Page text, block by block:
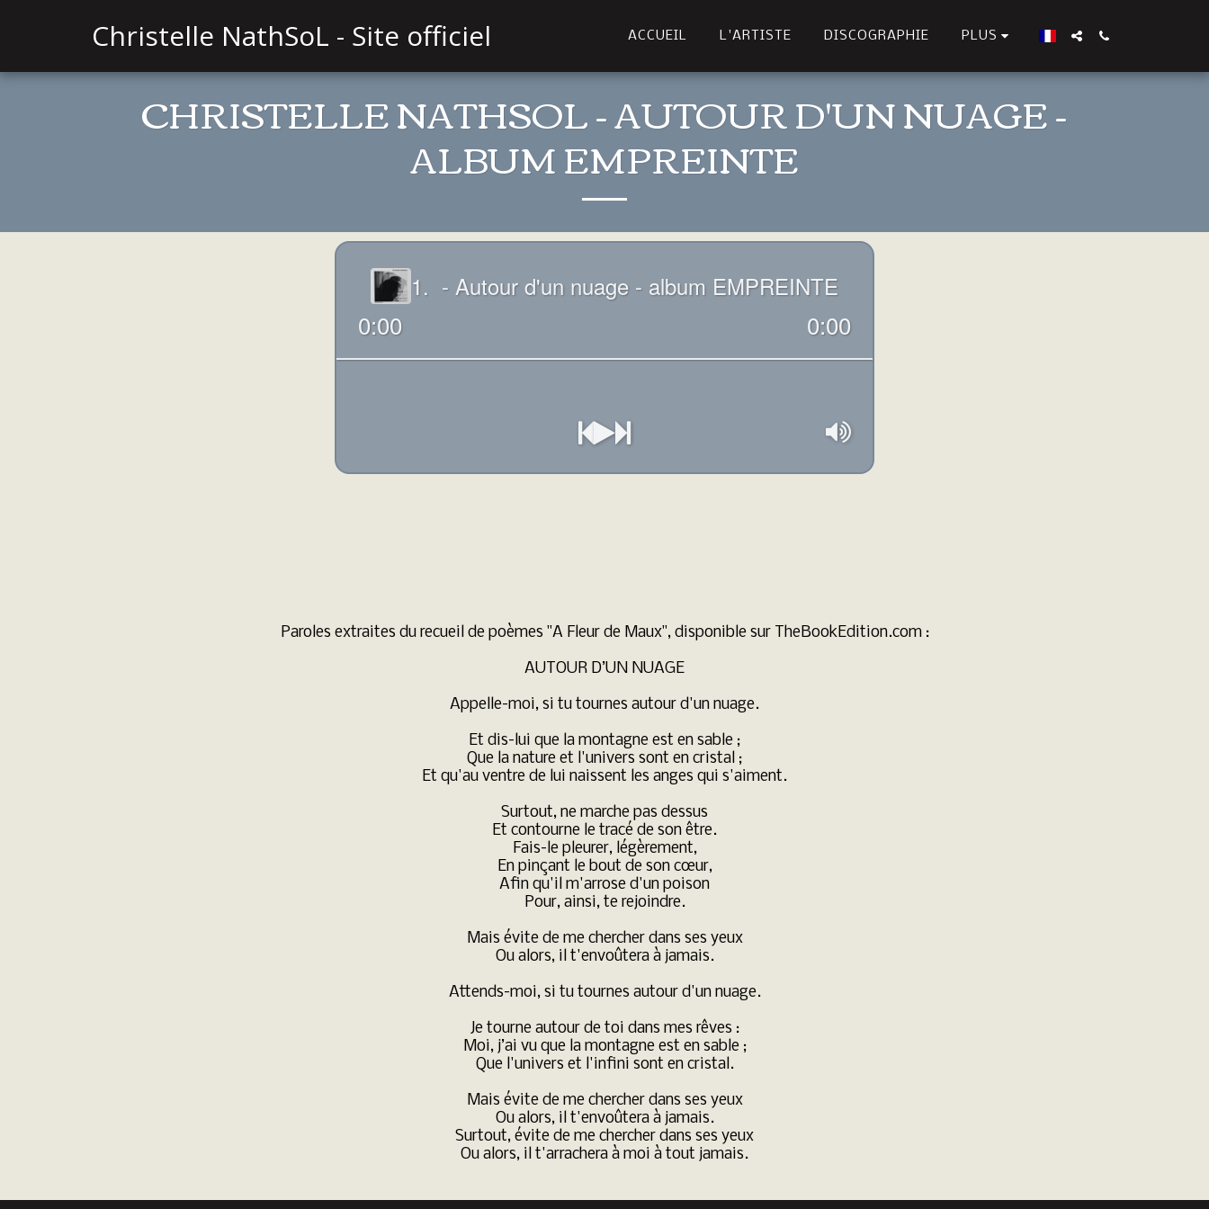
Christelle NathSoL - Site officiel ACCUEIL L'ARTISTE DISCOGRAPHIE PLUS
CHRISTELLE NATHSOL - AUTOUR D'UN NUAGE -
ALBUM EMPREINTE
Paroles extraites du recueil de poèmes "A Fleur de Maux", disponible sur TheBookEdition.com :
AUTOUR D’UN NUAGE
Appelle-moi, si tu tournes autour d'un nuage.
Et dis-lui que la montagne est en sable ;
Que la nature et l'univers sont en cristal ;
Et qu'au ventre de lui naissent les anges qui s'aiment.
Surtout, ne marche pas dessus
Et contourne le tracé de son être.
Fais-le pleurer, légèrement,
En pinçant le bout de son cœur,
Afin qu'il m'arrose d'un poison
Pour, ainsi, te rejoindre.
Mais évite de me chercher dans ses yeux
Ou alors, il t'envoûtera à jamais.
Attends-moi, si tu tournes autour d'un nuage.
Je tourne autour de toi dans mes rêves :
Moi, j’ai vu que la montagne est en sable ;
Que l'univers et l'infini sont en cristal.
Mais évite de me chercher dans ses yeux
Ou alors, il t'envoûtera à jamais.
Surtout, évite de me chercher dans ses yeux
Ou alors, il t'arrachera à moi à tout jamais.